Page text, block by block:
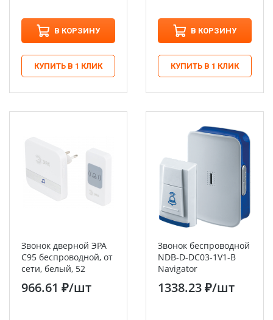
В КОРЗИНУ
КУПИТЬ В 1 КЛИК
В КОРЗИНУ
КУПИТЬ В 1 КЛИК
Звонок дверной ЭРА
C95 беспроводной, от
сети, белый, 52
966.61 ₽/шт
Звонок беспроводной
NDB-D-DC03-1V1-B
Navigator
1338.23 ₽/шт